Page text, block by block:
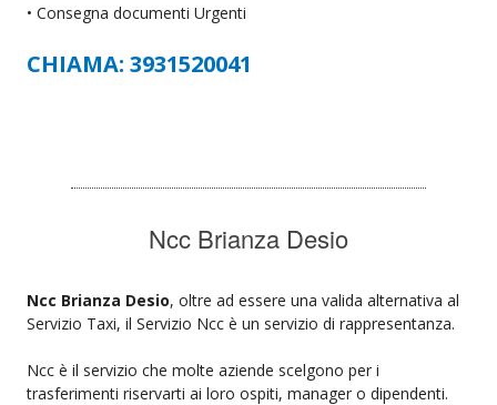
• Consegna documenti Urgenti
CHIAMA: 3931520041
Ncc Brianza Desio
Ncc Brianza Desio, oltre ad essere una valida alternativa al
Servizio Taxi, il Servizio Ncc è un servizio di rappresentanza.
Ncc è il servizio che molte aziende scelgono per i
trasferimenti riservarti ai loro ospiti, manager o dipendenti.